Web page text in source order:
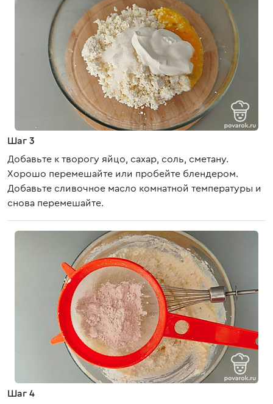
Шаг 3
Добавьте к творогу яйцо, сахар, соль, сметану.
Хорошо перемешайте или пробейте блендером.
Добавьте сливочное масло комнатной температуры и
снова перемешайте.
Шаг 4